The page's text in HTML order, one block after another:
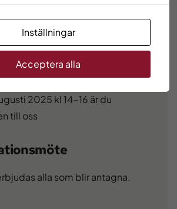
2025 kl 14-16 är du
till oss
alla som blir antagna.
Inställningar
Acceptera alla